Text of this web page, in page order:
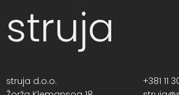
struja
struja d.o.o.
+381 11